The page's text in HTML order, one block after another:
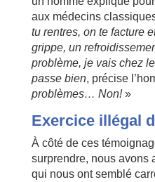
aux médecins
tu rentres, on te facture
grippe, un
problème, je vais chez
passe bien, précise
problèmes… Non!»
Exercice illégal
À côté de ces
surprendre, nous avons
qui nous ont semblé